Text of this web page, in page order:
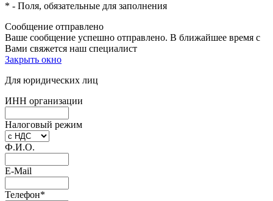
* - Поля, обязательные для заполнения
Сообщение отправлено
Ваше сообщение успешно отправлено. В ближайшее время с
Вами свяжется наш специалист
Закрыть окно
Для юридических лиц
ИНН организации
Налоговый режим
Ф.И.О.
E-Mail
Телефон*